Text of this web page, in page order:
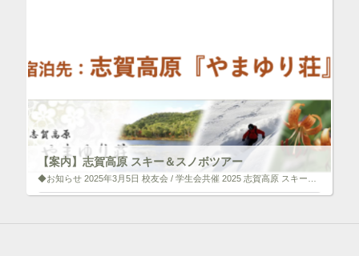
【案内】志賀高原 スキー＆スノボツアー